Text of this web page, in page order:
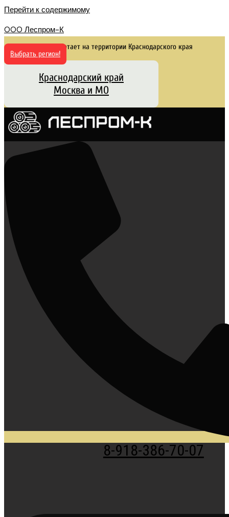
Перейти к содержимому
OOO Леспром-К
Сайт работает на территории Краснодарского края
Выбрать регион!
Краснодарский край
Москва и МО
8-918-386-70-07